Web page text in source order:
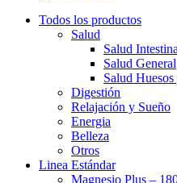
Todos los productos
Salud
Salud
Salud General
Salud
Digestión
Relajación y Sueño
Energia
Belleza
Otros
Linea Estándar
Magnesio Plus –